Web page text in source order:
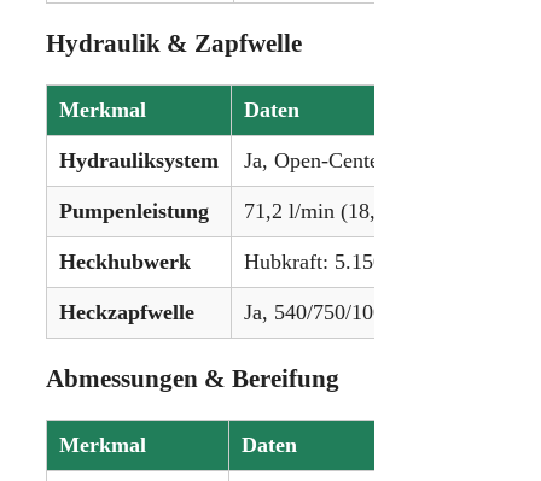
Hydraulik & Zapfwelle
Merkmal Daten
Hydrauliksystem Ja, Open-Center-System
Pumpenleistung 71,2 l/min (18,8 gpm)
Heckhubwerk Hubkraft: 5.150 kg (11.355 lbs)
Heckzapfwelle Ja, 540/750/1000 U/min
Abmessungen & Bereifung
Merkmal Daten